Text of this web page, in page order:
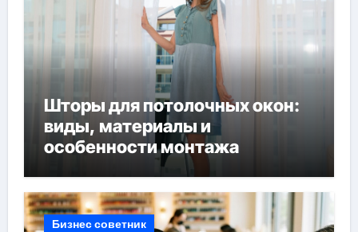
Шторы для потолочных окон:
виды, материалы и
особенности монтажа
Бизнес советник